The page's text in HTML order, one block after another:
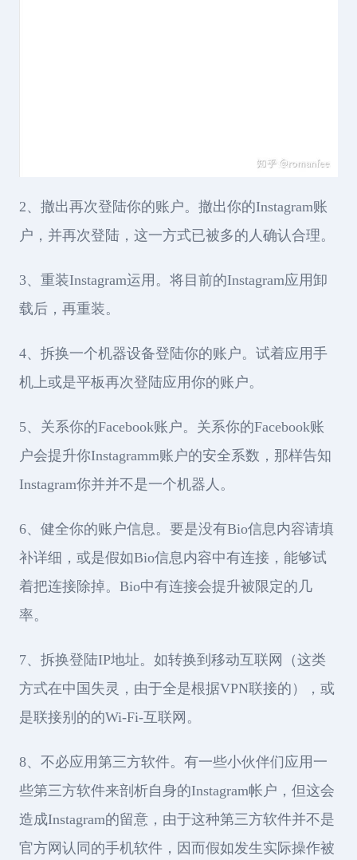
2、撤出再次登陆你的账户。撤出你的Instagram账
户，并再次登陆，这一方式已被多的人确认合理。
3、重装Instagram运用。将目前的Instagram应用卸
载后，再重装。
4、拆换一个机器设备登陆你的账户。试着应用手
机上或是平板再次登陆应用你的账户。
5、关系你的Facebook账户。关系你的Facebook账
户会提升你Instagramm账户的安全系数，那样告知
Instagram你并并不是一个机器人。
6、健全你的账户信息。要是没有Bio信息内容请填
补详细，或是假如Bio信息内容中有连接，能够试
着把连接除掉。Bio中有连接会提升被限定的几
率。
7、拆换登陆IP地址。如转换到移动互联网（这类
方式在中国失灵，由于全是根据VPN联接的），或
是联接别的的Wi-Fi-互联网。
8、不必应用第三方软件。有一些小伙伴们应用一
些第三方软件来剖析自身的Instagram帐户，但这会
造成Instagram的留意，由于这种第三方软件并不是
官方网认同的手机软件，因而假如发生实际操作被